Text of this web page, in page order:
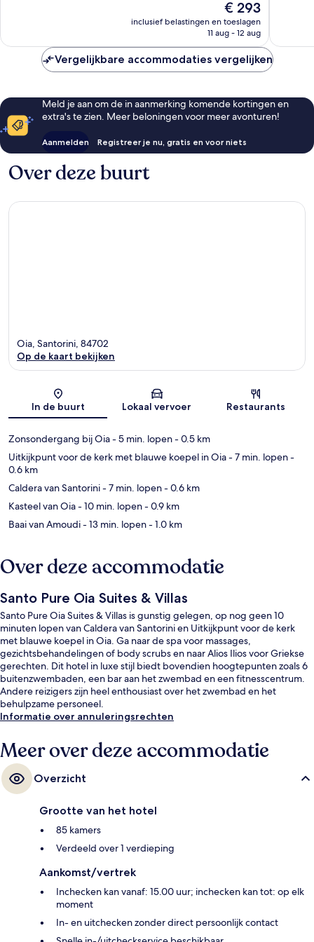
De
prijs
is
€ 293
inclusief belastingen en toeslagen
11 aug - 12 aug
Vergelijkbare accommodaties vergelijken
Meld je aan om de in aanmerking komende kortingen en
extra's te zien. Meer beloningen voor meer avonturen!
Aanmelden Registreer je nu, gratis en voor niets
Over deze buurt
Kaart
Oia, Santorini, 84702
Op de kaart bekijken
In de buurt Lokaal vervoer Restaurants
Zonsondergang bij Oia- 5 min. lopen- 0.5 km
Uitkijkpunt voor de kerk met blauwe koepel in Oia- 7 min. lopen-
0.6 km
Caldera van Santorini- 7 min. lopen- 0.6 km
Kasteel van Oia- 10 min. lopen- 0.9 km
Baai van Amoudi- 13 min. lopen- 1.0 km
Over deze accommodatie
Santo Pure Oia Suites & Villas
Santo Pure Oia Suites & Villas is gunstig gelegen, op nog geen 10
minuten lopen van Caldera van Santorini en Uitkijkpunt voor de kerk
met blauwe koepel in Oia. Ga naar de spa voor massages,
gezichtsbehandelingen of body scrubs en naar Alios Ilios voor Griekse
gerechten. Dit hotel in luxe stijl biedt bovendien hoogtepunten zoals 6
buitenzwembaden, een bar aan het zwembad en een fitnesscentrum.
Andere reizigers zijn heel enthousiast over het zwembad en het
behulpzame personeel.
Informatie over annuleringsrechten
Meer over deze accommodatie
Overzicht
Grootte van het hotel
85 kamers
Verdeeld over 1 verdieping
Aankomst/vertrek
Inchecken kan vanaf: 15.00 uur; inchecken kan tot: op elk
moment
In- en uitchecken zonder direct persoonlijk contact